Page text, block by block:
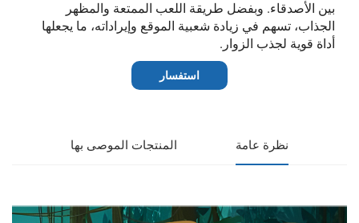
بين الأصدقاء. وبفضل طريقة اللعب الممتعة والمظهر
الجذاب، تسهم في زيادة شعبية الموقع وإيراداته، ما يجعلها
أداة قوية لجذب الزوار.
استفسار
نظرة عامة المنتجات الموصى بها